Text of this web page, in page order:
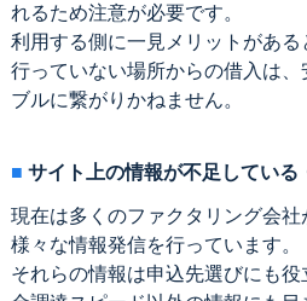
れるため注意が必要です。
利用する側に一見メリットがあ
行っていない場所からの借入は
ブルに繋がりかねません。
サイト上の情報が不足している
現在は多くのファクタリング会社
様々な情報発信を行っています。
それらの情報は申込先選びにも